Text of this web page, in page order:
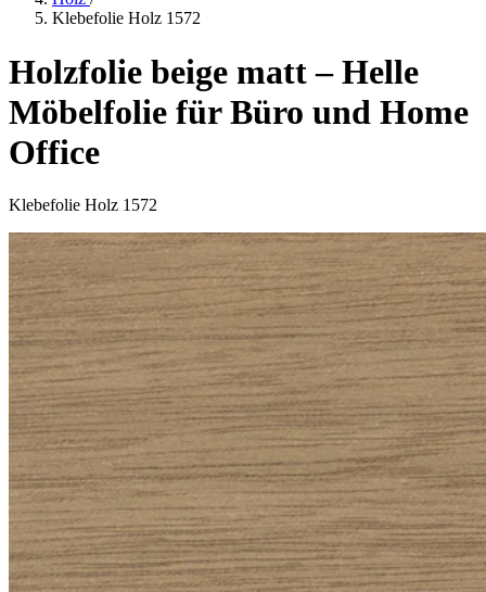
Klebefolie Holz 1572
Holzfolie beige matt – Helle
Möbelfolie für Büro und Home
Office
Klebefolie Holz 1572